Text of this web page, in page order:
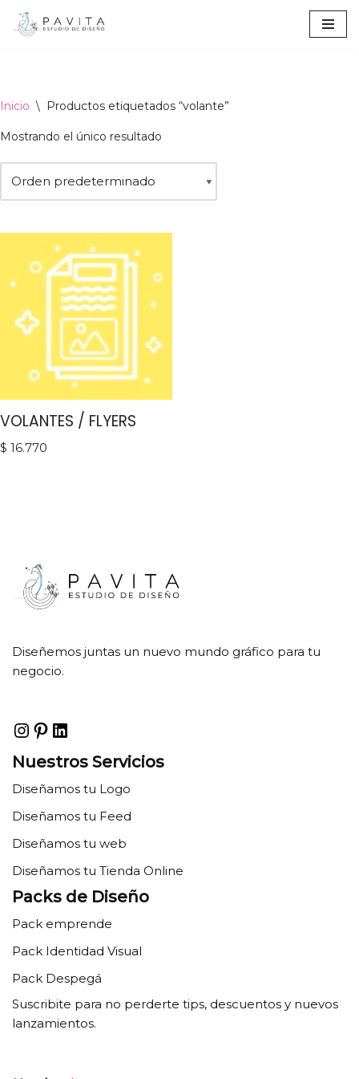
Inicio \ Productos etiquetados “volante”
Mostrando el único resultado
VOLANTES / FLYERS
$ 16.770
Diseñemos juntas un nuevo mundo gráfico para tu
negocio.
Nuestros Servicios
Diseñamos tu Logo
Diseñamos tu Feed
Diseñamos tu web
Diseñamos tu Tienda Online
Packs de Diseño
Pack emprende
Pack Identidad Visual
Pack Despegá
Suscribite para no perderte tips, descuentos y nuevos
lanzamientos.